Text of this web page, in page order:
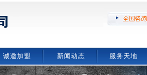
诚邀加盟 新闻动态 服务天地